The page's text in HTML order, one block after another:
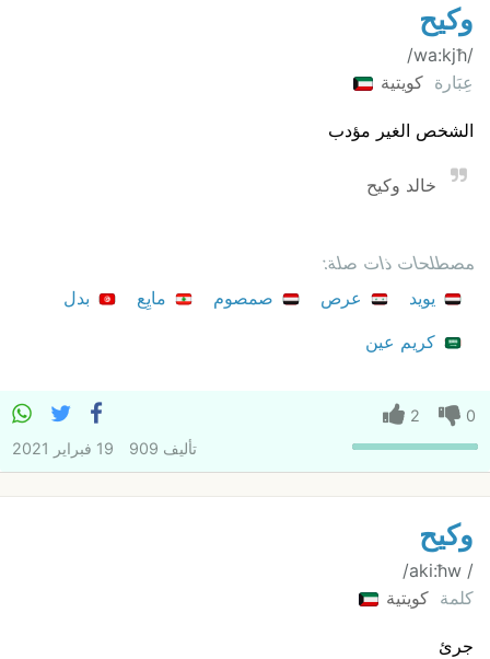
وكيح
/wa:kjħ/
عِبَارة كويتية
الشخص الغير مؤدب
خالد وكيح
مصطلحات ذات صلة:
يويد
عرص صمصوم مايِع
بدل
كريم عين
0
2
تأليف 909 19 فبراير 2021
وكيح
/ w‏aki:ħ/
كلمة كويتية
جرئ